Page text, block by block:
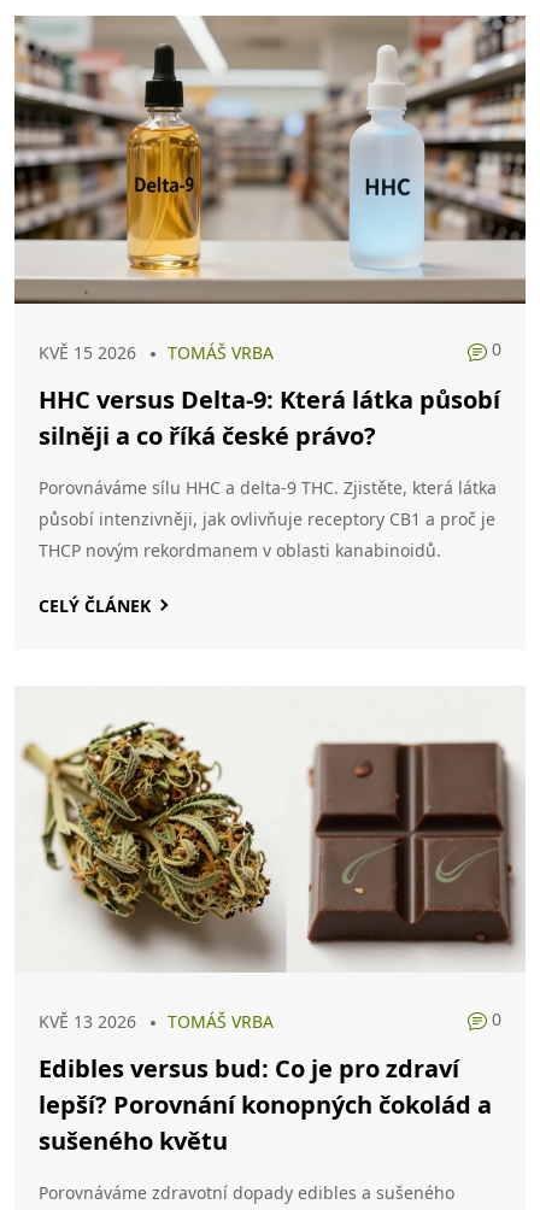
KVĚ 15 2026 TOMÁŠ VRBA 0
HHC versus Delta-9: Která látka působí
silněji a co říká české právo?
Porovnáváme sílu HHC a delta-9 THC. Zjistěte, která látka
působí intenzivněji, jak ovlivňuje receptory CB1 a proč je
THCP novým rekordmanem v oblasti kanabinoidů.
CELÝ ČLÁNEK
KVĚ 13 2026 TOMÁŠ VRBA 0
Edibles versus bud: Co je pro zdraví
lepší? Porovnání konopných čokolád a
sušeného květu
Porovnáváme zdravotní dopady edibles a sušeného